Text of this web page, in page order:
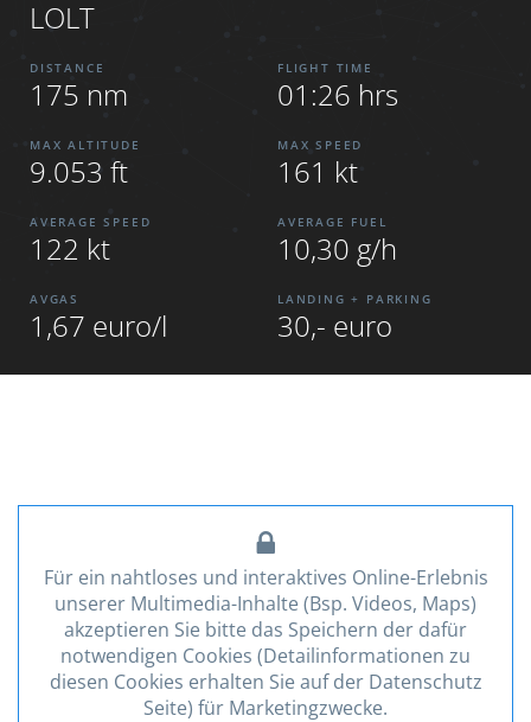
LOLT
DISTANCE
175 nm
FLIGHT TIME
01:26 hrs
MAX ALTITUDE
9.053 ft
MAX SPEED
161 kt
AVERAGE SPEED
122 kt
AVERAGE FUEL
10,30 g/h
AVGAS
1,67 euro/l
LANDING + PARKING
30,- euro
Für ein nahtloses und interaktives Online-Erlebnis
unserer Multimedia-Inhalte (Bsp. Videos, Maps)
akzeptieren Sie bitte das Speichern der dafür
notwendigen Cookies (Detailinformationen zu
diesen Cookies erhalten Sie auf der Datenschutz
Seite) für Marketingzwecke.